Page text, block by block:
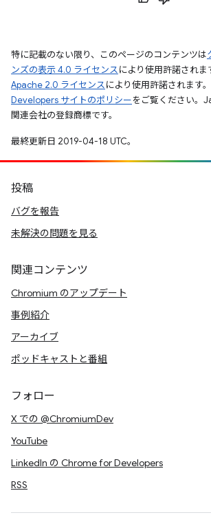
特に記載のない限り、このページのコンテンツは
ンズの表示 4.0 ライセンスにより使用許諾され
Apache 2.0 ライセンスにより使用許諾されます
Developers サイトのポリシーをご覧ください。
関連会社の登録商標です。
最終更新日 2019-04-18 UTC。
投稿
バグを報告
未解決の問題を見る
関連コンテンツ
Chromium のアップデート
事例紹介
アーカイブ
ポッドキャストと番組
フォロー
X での @ChromiumDev
YouTube
LinkedIn の Chrome for Developers
RSS